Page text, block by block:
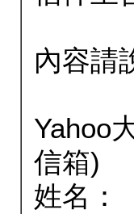
內容請
Yahoo
信箱)
姓名：